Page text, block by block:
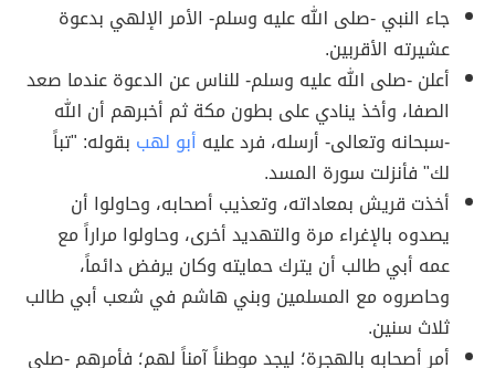
جاء النبي -صلى الله عليه وسلم- الأمر الإلهي بدعوة
عشيرته الأقربين.
أعلن -صلى الله عليه وسلم- للناس عن الدعوة عندما صعد
الصفا، وأخذ ينادي على بطون مكة ثم أخبرهم أن الله
-سبحانه وتعالى- أرسله، فرد عليه أبو لهب بقوله: "تباً
لك" فأنزلت سورة المسد.
أخذت قريش بمعاداته، وتعذيب أصحابه، وحاولوا أن
يصدوه بالإغراء مرة والتهديد أخرى، وحاولوا مراراً مع
عمه أبي طالب أن يترك حمايته وكان يرفض دائماً،
وحاصروه مع المسلمين وبني هاشم في شعب أبي طالب
ثلاث سنين.
أمر أصحابه بالهجرة؛ ليجد موطناً آمناً لهم؛ فأمرهم -صلى